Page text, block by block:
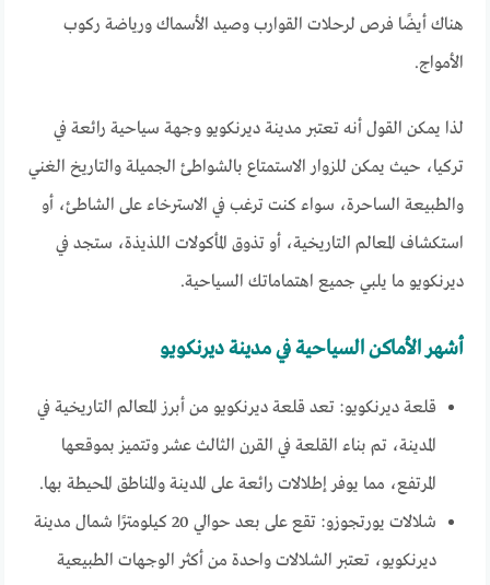
هناك أيضًا فرص لرحلات القوارب وصيد الأسماك ورياضة ركوب
الأمواج.
لذا يمكن القول أنه تعتبر مدينة ديرنكويو وجهة سياحية رائعة في
تركيا، حيث يمكن للزوار الاستمتاع بالشواطئ الجميلة والتاريخ الغني
والطبيعة الساحرة، سواء كنت ترغب في الاسترخاء على الشاطئ، أو
استكشاف المعالم التاريخية، أو تذوق المأكولات اللذيذة، ستجد في
ديرنكويو ما يلبي جميع اهتماماتك السياحية.
أشهر الأماكن السياحية في مدينة ديرنكويو
قلعة ديرنكويو: تعد قلعة ديرنكويو من أبرز المعالم التاريخية في
المدينة، تم بناء القلعة في القرن الثالث عشر وتتميز بموقعها
المرتفع، مما يوفر إطلالات رائعة على المدينة والمناطق المحيطة بها.
شلالات يورتجوزو: تقع على بعد حوالي 20 كيلومترًا شمال مدينة
ديرنكويو، تعتبر الشلالات واحدة من أكثر الوجهات الطبيعية